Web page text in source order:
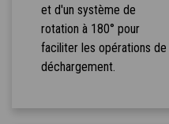
et d'un système de
rotation à 180° pour
faciliter les opérations de
déchargement.